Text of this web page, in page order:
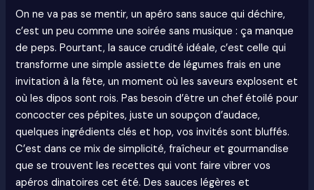
On ne va pas se mentir, un apéro sans sauce qui déchire,
c’est un peu comme une soirée sans musique : ça manque
de peps. Pourtant, la sauce crudité idéale, c’est celle qui
transforme une simple assiette de légumes frais en une
invitation à la fête, un moment où les saveurs explosent et
où les dipos sont rois. Pas besoin d’être un chef étoilé pour
concocter ces pépites, juste un soupçon d’audace,
quelques ingrédients clés et hop, vos invités sont bluffés.
C’est dans ce mix de simplicité, fraîcheur et gourmandise
que se trouvent les recettes qui vont faire vibrer vos
apéros dinatoires cet été. Des sauces légères et